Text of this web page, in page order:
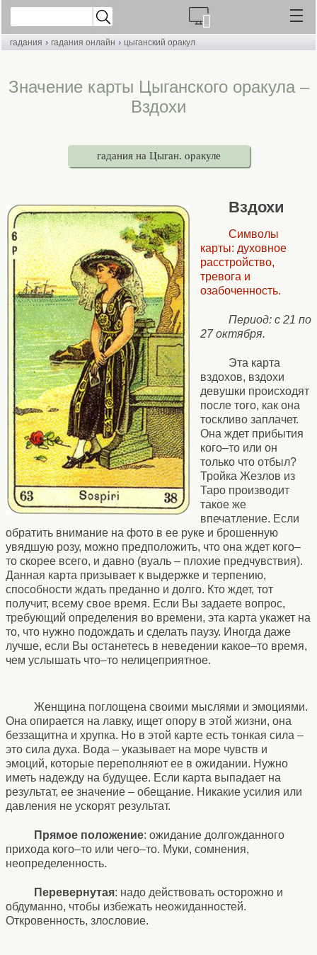
гадания › гадания онлайн › цыганский оракул
Значение карты Цыганского оракула –
Вздохи
гадания на Цыган. оракуле
Вздохи
Символы
карты: духовное
расстройство,
тревога и
озабоченность.
Период: с 21 по
27 октября.
Эта карта
вздохов, вздохи
девушки происходят
после того, как она
тоскливо заплачет.
Она ждет прибытия
кого–то или он
только что отбыл?
Тройка Жезлов из
Таро производит
такое же
впечатление. Если
обратить внимание на фото в ее руке и брошенную
увядшую розу, можно предположить, что она ждет кого–
то скорее всего, и давно (вуаль – плохие предчувствия).
Данная карта призывает к выдержке и терпению,
способности ждать преданно и долго. Кто ждет, тот
получит, всему свое время. Если Вы задаете вопрос,
требующий определения во времени, эта карта укажет на
то, что нужно подождать и сделать паузу. Иногда даже
лучше, если Вы останетесь в неведении какое–то время,
чем услышать что–то нелицеприятное.
Женщина поглощена своими мыслями и эмоциями.
Она опирается на лавку, ищет опору в этой жизни, она
беззащитна и хрупка. Но в этой карте есть тонкая сила –
это сила духа. Вода – указывает на море чувств и
эмоций, которые переполняют ее в ожидании. Нужно
иметь надежду на будущее. Если карта выпадает на
результат, ее значение – обещание. Никакие усилия или
давления не ускорят результат.
Прямое положение: ожидание долгожданного
прихода кого–то или чего–то. Муки, сомнения,
неопределенность.
Перевернутая: надо действовать осторожно и
обдуманно, чтобы избежать неожиданностей.
Откровенность, злословие.